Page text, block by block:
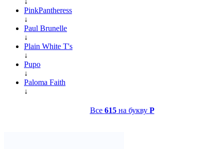
PinkPantheress
↓
Paul Brunelle
↓
Plain White T's
↓
Pupo
↓
Paloma Faith
↓
Все 615на букву P